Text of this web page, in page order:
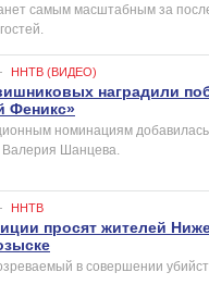
самым масштабным за
ННТВ (ВИДЕО)
наградили
Феникс»
номинациям
Шанцева.
ННТВ
просят жителей
в совершении